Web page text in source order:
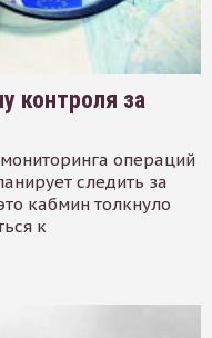
контроля за
операций
следить за
кабмин толкнуло
к